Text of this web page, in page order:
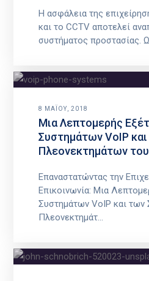
Η ασφάλεια της
και το CCTV αποτελεί
συστήματος προστασίας.
8 ΜΑΪ́ΟΥ, 2018
Μια Λεπτομερής
Συστημάτων VoIP
Πλεονεκτημάτων
Επαναστατώντας την
Επικοινωνία: Μια
Συστημάτων VoIP και των
Πλεονεκτημάτ...